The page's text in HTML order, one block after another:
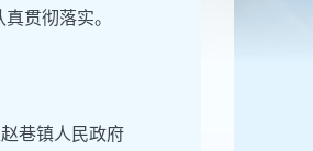
贯彻落实。
赵巷镇人民政府